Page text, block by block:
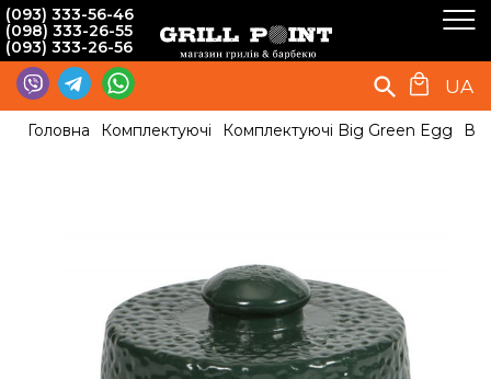
(093) 333-56-46
(098) 333-26-55
(093) 333-26-56
UA
Головна Комплектуючі Комплектуючі Big Green Egg